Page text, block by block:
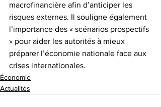
macrofinancière afin d’anticiper les
risques externes. Il souligne également
l’importance des « scénarios prospectifs
» pour aider les autorités à mieux
préparer l’économie nationale face aux
crises internationales.
Économie
Actualités